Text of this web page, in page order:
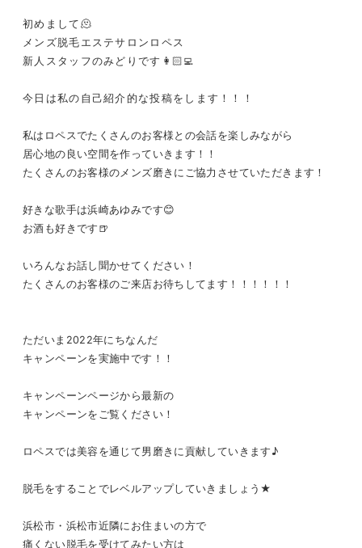
初めまして🫠
メンズ脱毛エステサロンロペス
新人スタッフのみどりです👩🏻‍💻
今日は私の自己紹介的な投稿をします！！！
私はロペスでたくさんのお客様との会話を楽しみながら
居心地の良い空間を作っていきます！！
たくさんのお客様のメンズ磨きにご協力させていただきます！
好きな歌手は浜崎あゆみです😊
お酒も好きです🍺
いろんなお話し聞かせてください！
たくさんのお客様のご来店お待ちしてます！！！！！！
ただいま2022年にちなんだ
キャンペーンを実施中です！！
キャンペーンページから最新の
キャンペーンをご覧ください！
ロペスでは美容を通じて男磨きに貢献していきます♪
脱毛をすることでレベルアップしていきましょう★
浜松市・浜松市近隣にお住まいの方で
痛くない脱毛を受けてみたい方は